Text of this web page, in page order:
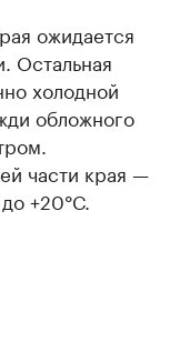
ожидается
Остальная
холодной
обложного
части края —
+20°С.